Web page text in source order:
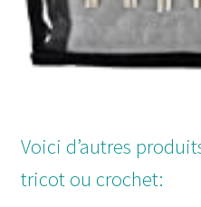
Voici d’autres
tricot ou crochet: